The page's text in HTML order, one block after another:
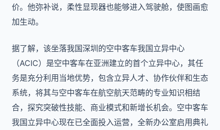
价。他弥补说，柔性显现器也能够进入驾驶舱，使图画愈
加生动。
据了解，该坐落我国深圳的空中客车我国立异中心
（ACIC）是空中客车在亚洲建立的首个立异中心，其任
务是充分利用当地优势，包含立异人才、协作伙伴和生态
系统，将其与空中客车在航空航天范畴的专业知识相结
合，探究突破性技能、商业模式和新增长机会。空中客车
我国立异中心现在已全面投入运营，全新办公室启用典礼